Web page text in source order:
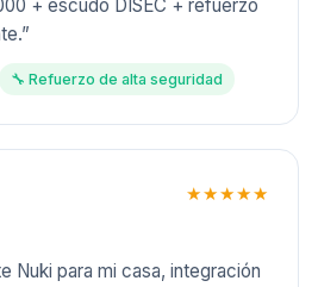
+ escudo DISEC + refuerzo
”
🔧 Refuerzo de alta seguridad
★★★★★
Nuki para mi casa, integración